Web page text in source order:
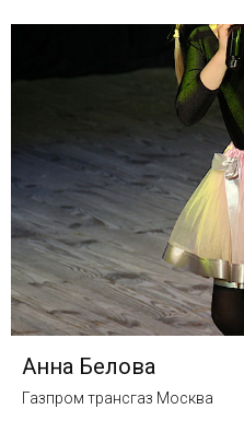
Анна Белова
Газпром трансгаз Москва